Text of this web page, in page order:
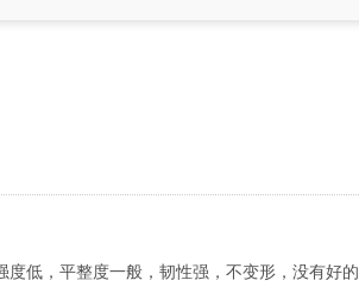
低，平整度一般，韧性强，不变形，没有好